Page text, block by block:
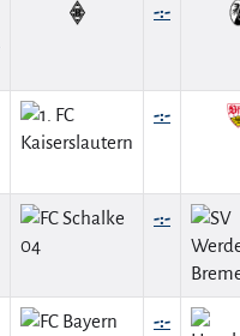
-:-
-:-
-:-
-:-